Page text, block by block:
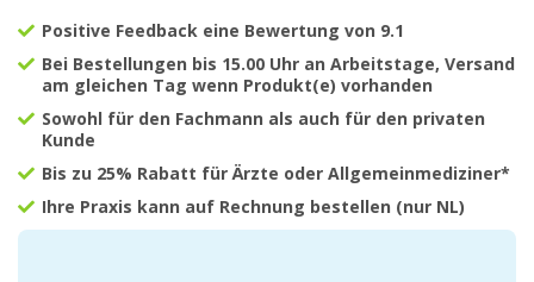
Positive Feedback eine Bewertung von 9.1
Bei Bestellungen bis 15.00 Uhr an Arbeitstage, Versand
am gleichen Tag wenn Produkt(e) vorhanden
Sowohl für den Fachmann als auch für den privaten
Kunde
Bis zu 25% Rabatt für Ärzte oder Allgemeinmediziner*
Ihre Praxis kann auf Rechnung bestellen (nur NL)